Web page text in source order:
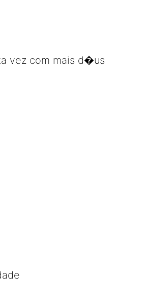
vez com mais d�us